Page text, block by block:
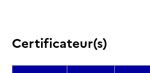
Certificateur(s)